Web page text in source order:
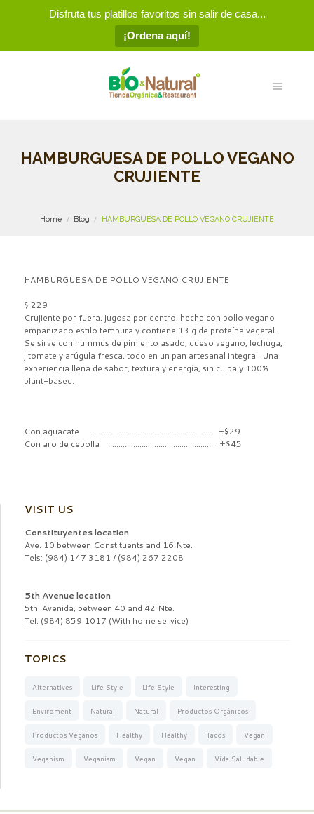
Disfruta tus platillos favoritos sin salir de casa...
¡Ordena aquí!
HAMBURGUESA DE POLLO VEGANO
CRUJIENTE
Home Blog HAMBURGUESA DE POLLO VEGANO CRUJIENTE
HAMBURGUESA DE POLLO VEGANO CRUJIENTE
$ 229
Crujiente por fuera, jugosa por dentro, hecha con pollo vegano
empanizado estilo tempura y contiene 13 g de proteína vegetal.
Se sirve con hummus de pimiento asado, queso vegano, lechuga,
jitomate y arúgula fresca, todo en un pan artesanal integral. Una
experiencia llena de sabor, textura y energía, sin culpa y 100%
plant-based.
Con aguacate ........................................................... +$29
Con aro de cebolla .................................................... +$45
VISIT US
Constituyentes location
Ave. 10 between Constituents and 16 Nte.
Tels: (984) 147 3181 / (984) 267 2208
5th Avenue location
5th. Avenida, between 40 and 42 Nte.
Tel: (984) 859 1017 (With home service)
TOPICS
Alternatives Life Style Life Style Interesting
Enviroment Natural Natural Productos Orgánicos
Productos Veganos Healthy Healthy Tacos Vegan
Veganism Veganism Vegan Vegan Vida Saludable